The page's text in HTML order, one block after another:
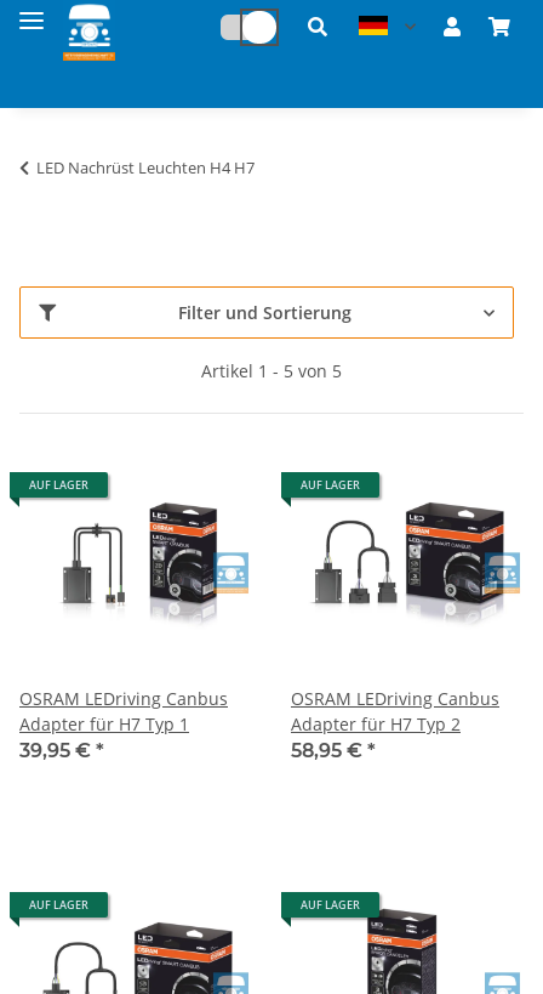
LED Nachrüst Leuchten H4 H7
Filter und Sortierung
Artikel 1 - 5 von 5
AUF LAGER
OSRAM LEDriving Canbus
Adapter für H7 Typ 1
39,95 € *
AUF LAGER
OSRAM LEDriving Canbus
Adapter für H7 Typ 2
58,95 € *
AUF LAGER AUF LAGER